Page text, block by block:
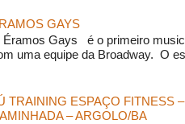
GAYS
Gays é o primeiro
uma equipe da Broadway. O
TRAINING ESPAÇO FITNESS
– ARGOLO/BA